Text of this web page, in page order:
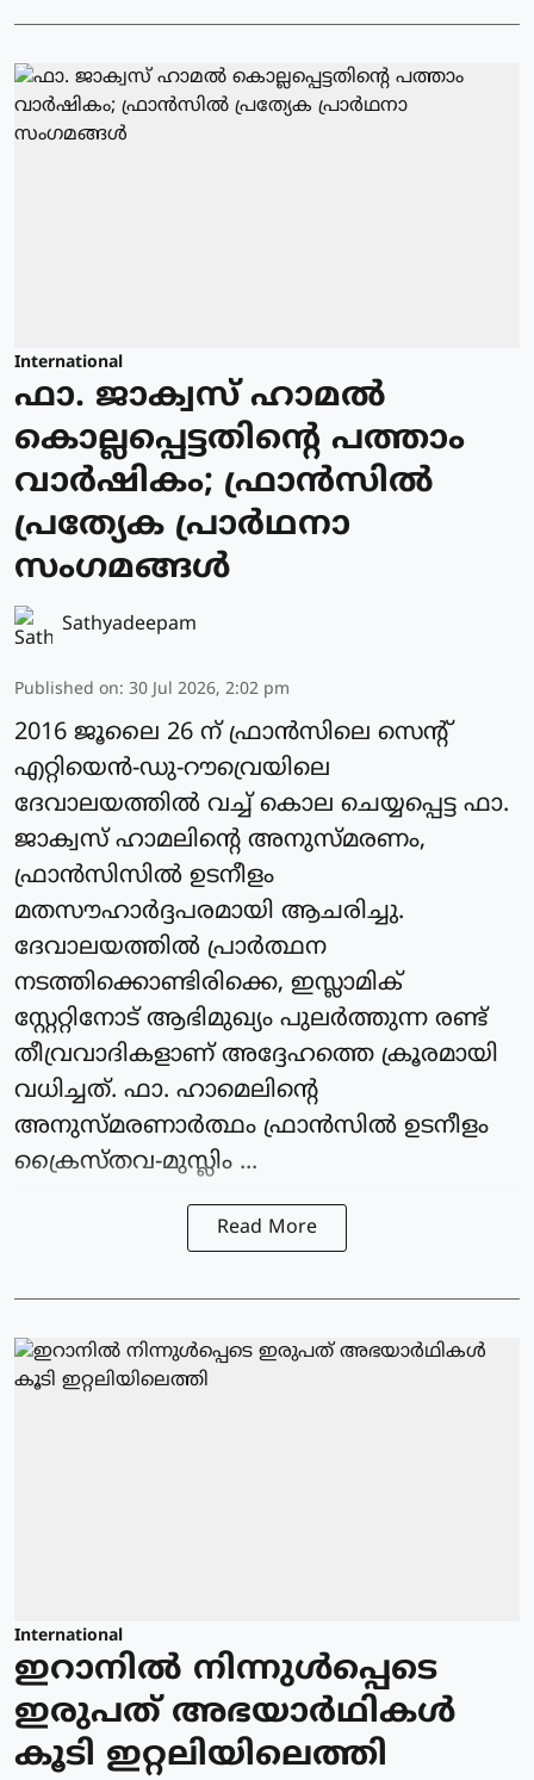
International
ഫാ. ജാക്വസ് ഹാമല്‍
കൊല്ലപ്പെട്ടതിന്റെ പത്താം
വാര്‍ഷികം; ഫ്രാന്‍സില്‍
പ്രത്യേക പ്രാർഥനാ
സംഗമങ്ങള്‍
Sathyadeepam
Published on: 30 Jul 2026, 2:02 pm
2016 ജൂലൈ 26 ന് ഫ്രാന്‍സിലെ സെന്റ്
എറ്റിയെന്‍-ഡു-റൗവ്രെയിലെ
ദേവാലയത്തില്‍ വച്ച് കൊല ചെയ്യപ്പെട്ട ഫാ.
ജാക്വസ് ഹാമലിന്റെ അനുസ്മരണം,
ഫ്രാന്‍സിസിൽ ഉടനീളം
മതസൗഹാര്‍ദ്ദപരമായി ആചരിച്ചു.
ദേവാലയത്തില്‍ പ്രാര്‍ത്ഥന
നടത്തിക്കൊണ്ടിരിക്കെ, ഇസ്ലാമിക്
സ്റ്റേറ്റിനോട് ആഭിമുഖ്യം പുലര്‍ത്തുന്ന രണ്ട്
തീവ്രവാദികളാണ് അദ്ദേഹത്തെ ക്രൂരമായി
വധിച്ചത്. ഫാ. ഹാമെലിന്റെ
അനുസ്മരണാര്‍ത്ഥം ഫ്രാന്‍സില്‍ ഉടനീളം
ക്രൈസ്തവ-മുസ്ലിം ...
Read More
International
ഇറാനിൽ നിന്നുള്‍പ്പെടെ
ഇരുപത് അഭയാര്‍ഥികള്‍
കൂടി ഇറ്റലിയിലെത്തി